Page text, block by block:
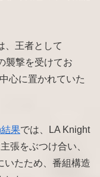
、王者として
襲撃を受けてお
心に置かれていた
果では、LA Knight
張をぶつけ合い、
いたため、番組構造